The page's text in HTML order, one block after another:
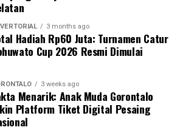
penyakit tidak menular (PTM)
preventif.
PK, Dr. dr. Vivien Novarina A.
bahwa keterlibatan
bentuk perwujudan Tri Dharma
mengawal transformasi
primer.
3 months ago
Hadiah Rp60 Juta: Turnamen Catur
Cup 2026 Resmi Dimulai
3 weeks ago
Menarik: Anak Muda Gorontalo
Platform Tiket Digital Pesaing